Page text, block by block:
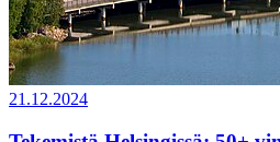
21.12.2024